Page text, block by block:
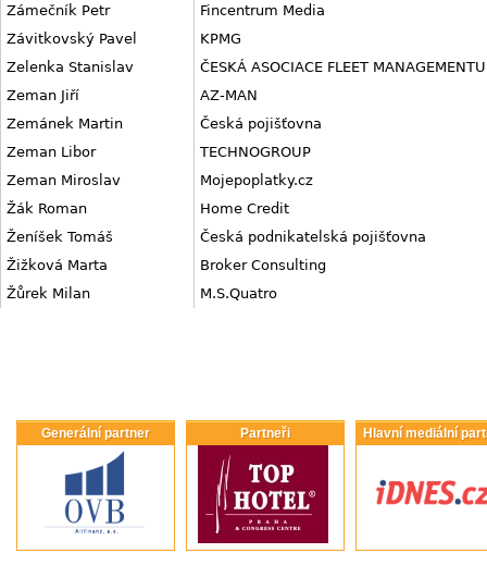
Zámečník Petr
Fincentrum Media
Závitkovský Pavel
KPMG
Zelenka Stanislav
ČESKÁ ASOCIACE FLEET MANAGEMENTU
Zeman Jiří
AZ-MAN
Zemánek Martin
Česká pojišťovna
Zeman Libor
TECHNOGROUP
Zeman Miroslav
Mojepoplatky.cz
Žák Roman
Home Credit
Ženíšek Tomáš
Česká podnikatelská pojišťovna
Žižková Marta
Broker Consulting
Žůrek Milan
M.S.Quatro
Generální partner Partneři Hlavní mediální